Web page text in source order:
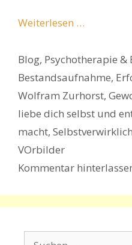
Weiterlesen …
Kategorien
Blog, Psychotherapie &
Schlagwörter
Bestandsaufnahme,
Wolfram Zurhorst,
liebe dich selbst und
macht,
VOrbilder
Kommentar